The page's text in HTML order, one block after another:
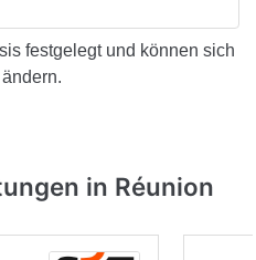
festgelegt und können sich
in Réunion